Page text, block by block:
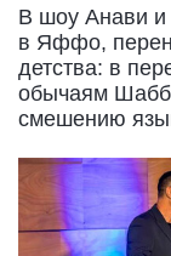
В шоу Анави
в Яффо,
детства: в
обычаям
смешению